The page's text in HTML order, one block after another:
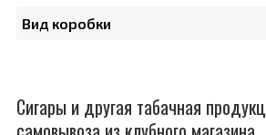
Вид коробки
Сигары и другая табачная